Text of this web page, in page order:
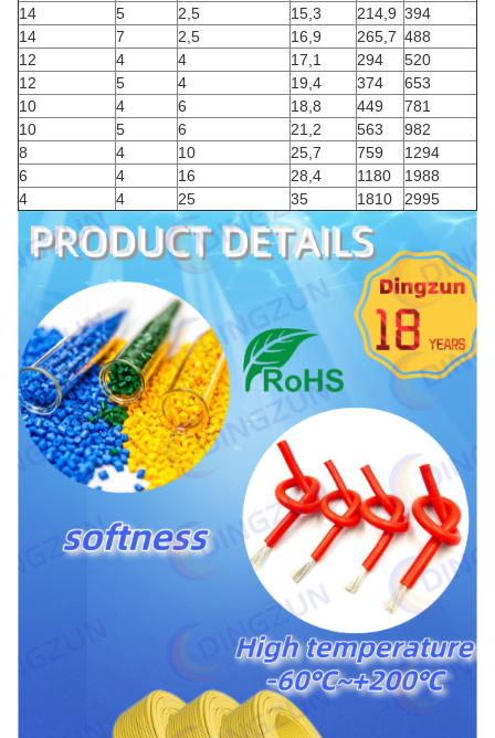
14
5 2,5 15,3 214,9 394
14
7 2,5 16,9 265,7 488
12
4 4 17,1 294
520
12
5 4 19,4 374
653
10
4 6 18,8 449
781
10
5 6 21,2 563
982
8
4 10 25,7 759
1294
6
4 16 28,4 1180
1988
4
4 25 35 1810 2995